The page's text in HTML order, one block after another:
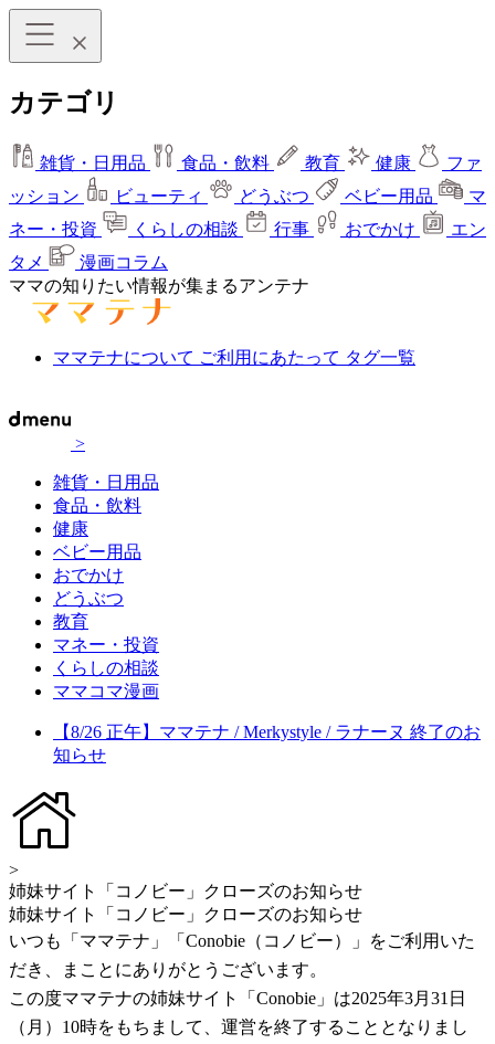
カテゴリ
雑貨・日用品 食品・飲料 教育 健康
ファ
ッション
ビューティ どうぶつ ベビー用品
マ
ネー・投資
くらしの相談 行事 おでかけ
エン
タメ
漫画コラム
ママの知りたい情報が集まるアンテナ
ママテナについて ご利用にあたって タグ一覧
>
雑貨・日用品
食品・飲料
健康
ベビー用品
おでかけ
どうぶつ
教育
マネー・投資
くらしの相談
ママコマ漫画
【8/26 正午】ママテナ / Merkystyle / ラナーヌ 終了のお
知らせ
>
姉妹サイト「コノビー」クローズのお知らせ
姉妹サイト「コノビー」クローズのお知らせ
いつも「ママテナ」「Conobie（コノビー）」をご利用いた
だき、まことにありがとうございます。
この度ママテナの姉妹サイト「Conobie」は2025年3月31日
（月）10時をもちまして、運営を終了することとなりまし